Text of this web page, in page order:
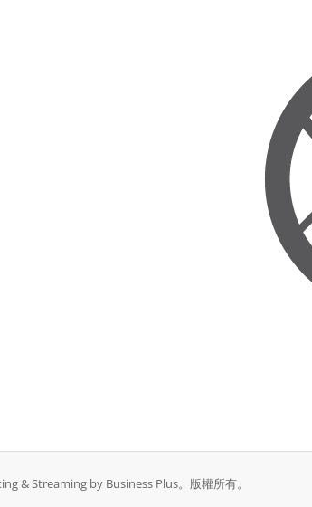
& Streaming by Business Plus。版權所有。